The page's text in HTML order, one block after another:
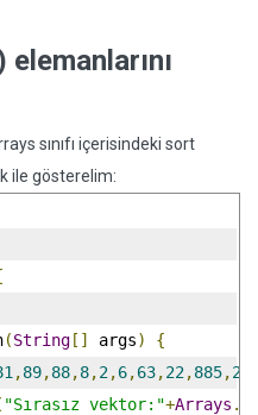
sınıfı içerisindeki sort
ile gösterelim:
(String [] args)
{
,89,88,8,2,6,63,22,885,
"Sırasız vektor:"+Arrays .